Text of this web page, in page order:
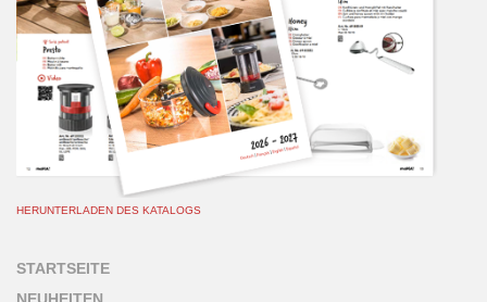
HERUNTERLADEN DES KATALOGS
STARTSEITE